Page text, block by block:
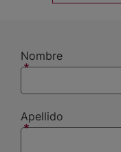
Nombre
Apellido